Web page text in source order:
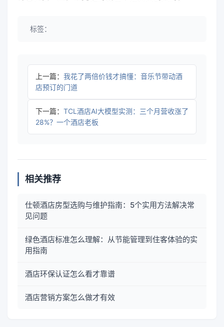
标签：
上一篇： 我花了两倍价钱才搞懂：音乐节带动酒
店预订的门道
下一篇： TCL酒店AI大模型实测：三个月营收涨了
28%？一个酒店老板
相关推荐
仕顿酒店房型选购与维护指南：5个实用方法解决常
见问题
绿色酒店标准怎么理解：从节能管理到住客体验的实
用指南
酒店环保认证怎么看才靠谱
酒店营销方案怎么做才有效